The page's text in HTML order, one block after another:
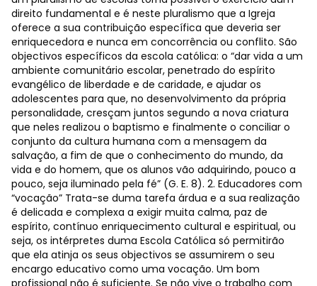
direito fundamental e é neste pluralismo que a Igreja
oferece a sua contribuição específica que deveria ser
enriquecedora e nunca em concorrência ou conflito. São
objectivos específicos da escola católica: o “dar vida a um
ambiente comunitário escolar, penetrado do espírito
evangélico de liberdade e de caridade, e ajudar os
adolescentes para que, no desenvolvimento da própria
personalidade, cresçam juntos segundo a nova criatura
que neles realizou o baptismo e finalmente o conciliar o
conjunto da cultura humana com a mensagem da
salvação, a fim de que o conhecimento do mundo, da
vida e do homem, que os alunos vão adquirindo, pouco a
pouco, seja iluminado pela fé” (G. E. 8). 2. Educadores com
“vocação” Trata-se duma tarefa árdua e a sua realização
é delicada e complexa a exigir muita calma, paz de
espírito, contínuo enriquecimento cultural e espiritual, ou
seja, os intérpretes duma Escola Católica só permitirão
que ela atinja os seus objectivos se assumirem o seu
encargo educativo como uma vocação. Um bom
profissional não é suficiente. Se não vive o trabalho com